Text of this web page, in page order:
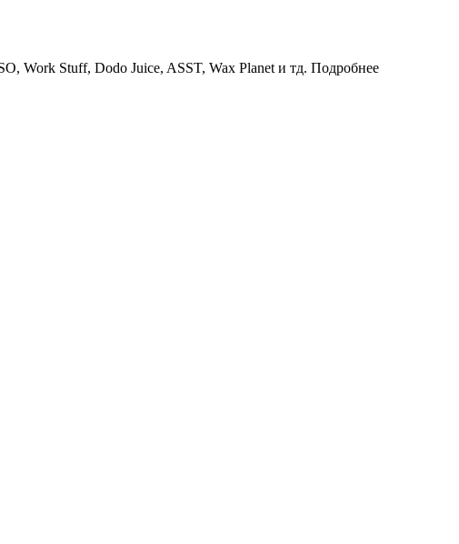
Work Stuff, Dodo Juice, ASST, Wax Planet и тд. Подробнее